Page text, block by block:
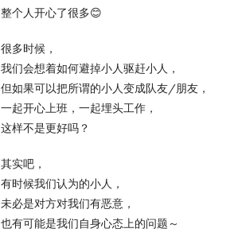
整个人开心了很多😊
很多时候，
我们会想着如何避掉小人驱赶小人，
但如果可以把所谓的小人变成队友/朋友，
一起开心上班，一起埋头工作，
这样不是更好吗？
其实吧，
有时候我们认为的小人，
未必是对方对我们有恶意，
也有可能是我们自身心态上的问题～